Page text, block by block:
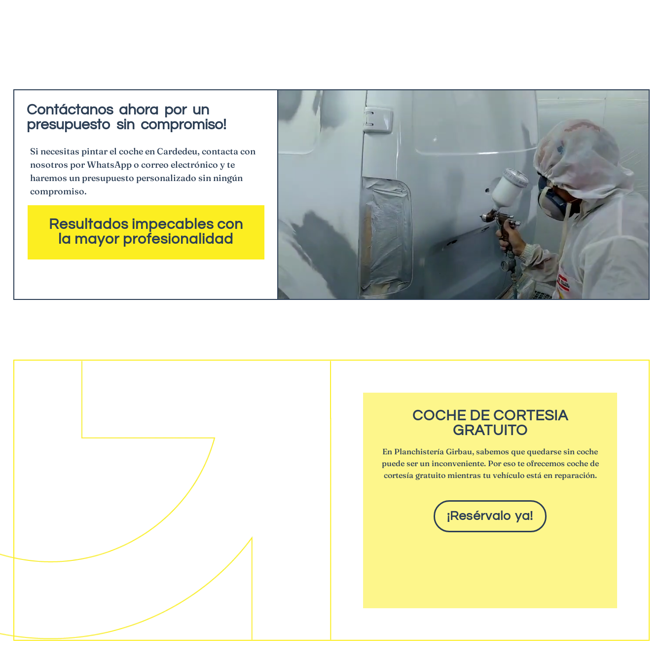
Contáctanos ahora por un
presupuesto sin compromiso!
Si necesitas pintar el coche en Cardedeu, contacta con
nosotros por WhatsApp o correo electrónico y te
haremos un presupuesto personalizado sin ningún
compromiso.
Resultados impecables con
la mayor profesionalidad
COCHE DE CORTESIA
GRATUITO
En Planchistería Girbau, sabemos que quedarse sin coche
puede ser un inconveniente. Por eso te ofrecemos coche de
cortesía gratuito mientras tu vehículo está en reparación.
¡Resérvalo ya!